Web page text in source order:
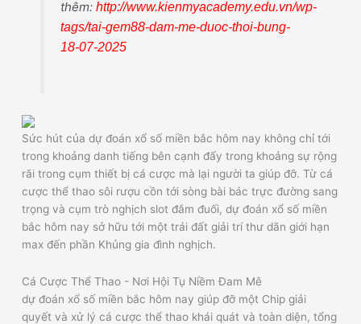
thêm: http://www.kienmyacademy.edu.vn/wp-
tags/tai-gem88-dam-me-duoc-thoi-bung-
18-07-2025
Sức hút của dự đoán xổ số miền bắc hôm nay không chỉ tới
trong khoảng danh tiếng bên cạnh đấy trong khoảng sự rộng
rãi trong cụm thiết bị cá cược mà lại người ta giúp đỡ. Từ cá
cược thể thao sôi rượu cồn tới sòng bài bác trực đường sang
trọng và cụm trò nghịch slot đắm đuối, dự đoán xổ số miền
bắc hôm nay sở hữu tới một trái đất giải trí thư dãn giới hạn
max đến phần Khủng gia đình nghịch.
Cá Cược Thể Thao - Nơi Hội Tụ Niềm Đam Mê
dự đoán xổ số miền bắc hôm nay giúp đỡ một Chip giải
quyết và xử lý cá cược thể thao khái quát và toàn diện, tổng